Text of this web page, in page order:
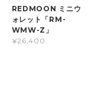
REDMOON ミニウ
ォレット「RM-
WMW-Z」
¥26,400